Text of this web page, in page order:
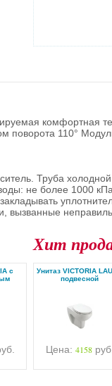
комфортная
поворота 110°
Труба
не более 1000
вызванные
Хит
с
Унитаз VICTORIA
подвесной
Цена: 4158руб.